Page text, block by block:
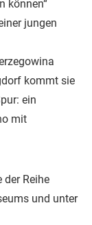
können“
jungen
kommt sie
ein
mit
der Reihe
und unter